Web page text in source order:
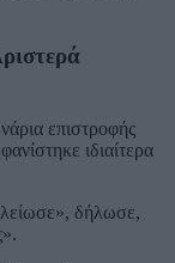
επιστροφής
ιδιαίτερα
δήλωσε,